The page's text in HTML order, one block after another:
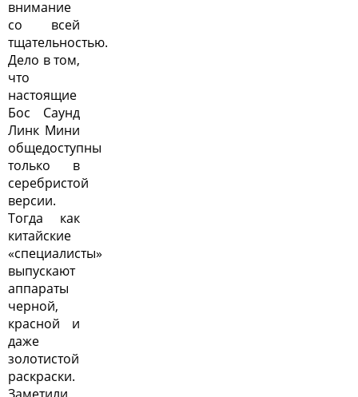
внимание
со всей
тщательностью.
Дело в том,
что
настоящие
Бос Саунд
Линк Мини
общедоступны
только в
серебристой
версии.
Тогда как
китайские
«специалисты»
выпускают
аппараты
черной,
красной и
даже
золотистой
раскраски.